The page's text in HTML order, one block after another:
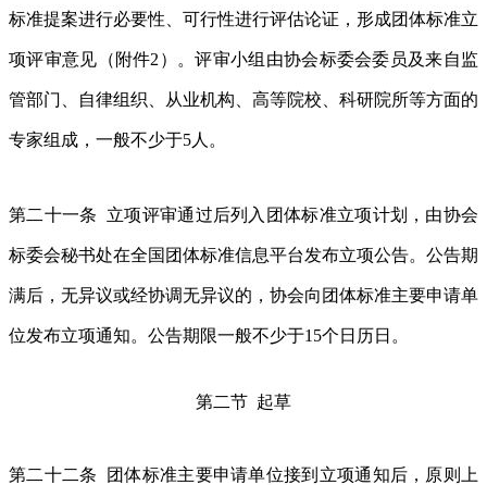
标准提案进行必要性、可行性进行评估论证，形成团体标准立
项评审意见（附件2）。评审小组由协会标委会委员及来自监
管部门、自律组织、从业机构、高等院校、科研院所等方面的
专家组成，一般不少于5人。
第二十一条 立项评审通过后列入团体标准立项计划，由协会
标委会秘书处在全国团体标准信息平台发布立项公告。公告期
满后，无异议或经协调无异议的，协会向团体标准主要申请单
位发布立项通知。公告期限一般不少于15个日历日。
第二节 起草
第二十二条 团体标准主要申请单位接到立项通知后，原则上